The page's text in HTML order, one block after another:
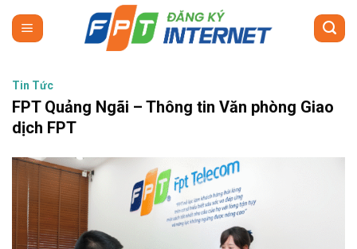
Tin Tức
FPT Quảng Ngãi – Thông tin Văn phòng Giao
dịch FPT